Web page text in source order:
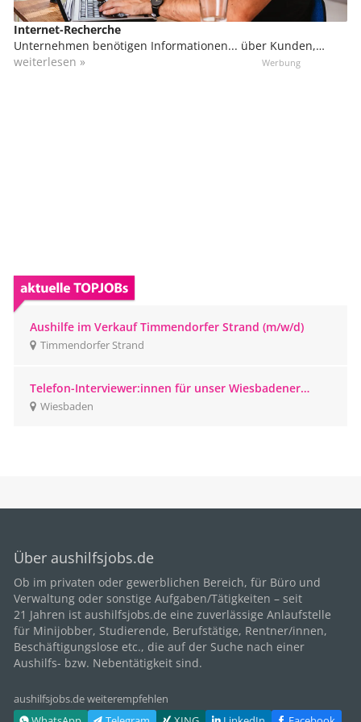
Aushilfe im Verkauf Timmendorfer Strand (m/w/d)
Timmendorfer Strand
Telefon-Interviewer:innen für unser Wiesbadener
CATI-Studio gesucht
Wiesbaden
Internet-Recherche
Unternehmen benötigen Informationen... über Kunden,
potenzielle Kunden, Lieferanten, Mitbewerber, Produkte,
weiterlesen »
Über aushilfsjobs.de
Ob im privaten oder gewerblichen Bereich, für Büro und
Verwaltung oder sonstige Aufgaben/Tätigkeiten – seit
21 Jahren ist aushilfsjobs.de eine zuverlässige Anlaufstelle
für Minijobber, Studierende, Berufstätige, Rentner/innen,
Beschäftigungslose etc., die auf der Suche nach einer
Aushilfs- bzw. Nebentätigkeit sind.
aushilfsjobs.de weiterempfehlen